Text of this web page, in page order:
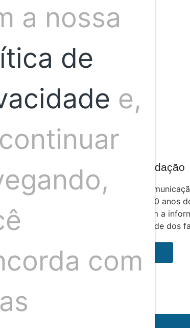
anterior
publicação
Redação
Somos um time de profissionais de
Jacobina, profissional com mais de 30 anos
espaço nosso compromisso é com a
da verdade dos
a nossa
de
e,
com